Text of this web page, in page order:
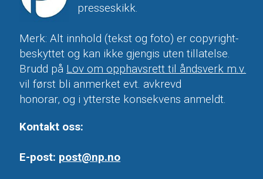
presseskikk.
Merk: Alt innhold (tekst og foto) er copyright-
beskyttet og kan ikke gjengis uten tillatelse.
Brudd på Lov om opphavsrett til åndsverk m.v.
vil først bli anmerket evt. avkrevd
honorar, og i ytterste konsekvens anmeldt.
Kontakt oss:
E-post: post@np.no